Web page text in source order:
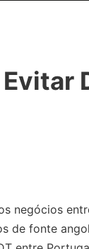
negócios
de fonte